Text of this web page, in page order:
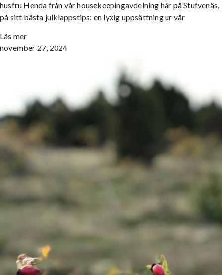
husfru Henda från vår housekeepingavdelning här på Stufvenäs,
på sitt bästa julklappstips: en lyxig uppsättning ur vår
Läs mer
november 27, 2024